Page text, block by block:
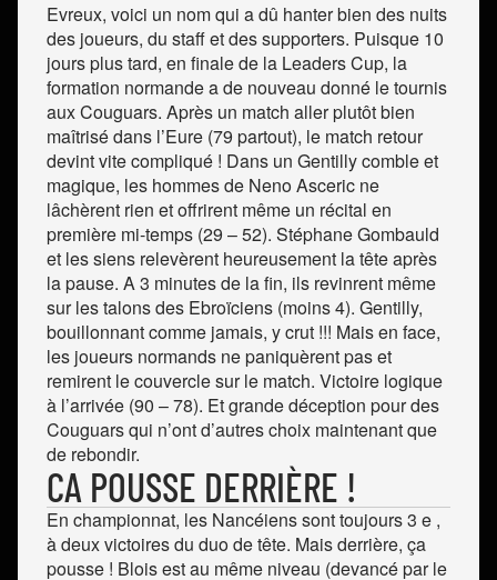
Evreux, voici un nom qui a dû hanter bien des nuits
des joueurs, du staff et des supporters. Puisque 10
jours plus tard, en finale de la Leaders Cup, la
formation normande a de nouveau donné le tournis
aux Couguars. Après un match aller plutôt bien
maîtrisé dans l’Eure (79 partout), le match retour
devint vite compliqué ! Dans un Gentilly comble et
magique, les hommes de Neno Asceric ne
lâchèrent rien et offrirent même un récital en
première mi-temps (29 – 52). Stéphane Gombauld
et les siens relevèrent heureusement la tête après
la pause. A 3 minutes de la fin, ils revinrent même
sur les talons des Ebroïciens (moins 4). Gentilly,
bouillonnant comme jamais, y crut !!! Mais en face,
les joueurs normands ne paniquèrent pas et
remirent le couvercle sur le match. Victoire logique
à l’arrivée (90 – 78). Et grande déception pour des
Couguars qui n’ont d’autres choix maintenant que
de rebondir.
CA POUSSE DERRIÈRE !
En championnat, les Nancéiens sont toujours 3 e ,
à deux victoires du duo de tête. Mais derrière, ça
pousse ! Blois est au même niveau (devancé par le